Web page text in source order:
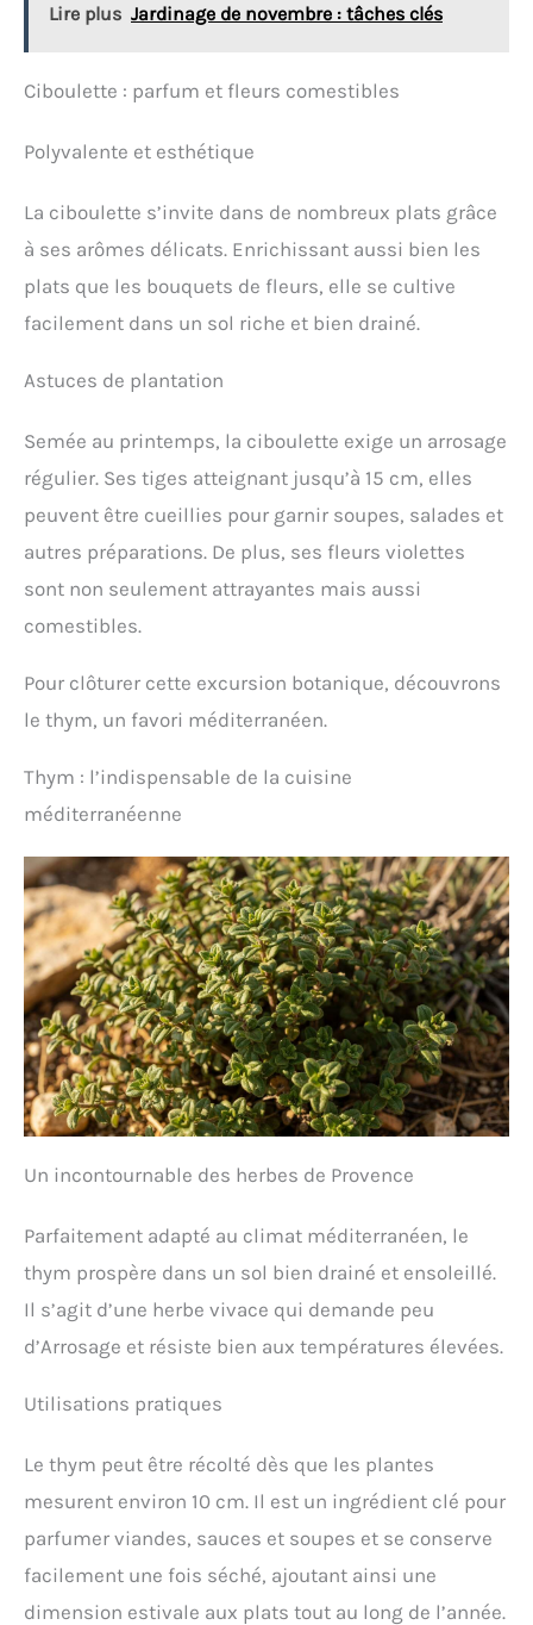
Lire plus Jardinage de novembre : tâches clés
Ciboulette : parfum et fleurs comestibles
Polyvalente et esthétique
La ciboulette s’invite dans de nombreux plats grâce
à ses arômes délicats. Enrichissant aussi bien les
plats que les bouquets de fleurs, elle se cultive
facilement dans un sol riche et bien drainé.
Astuces de plantation
Semée au printemps, la ciboulette exige un arrosage
régulier. Ses tiges atteignant jusqu’à 15 cm, elles
peuvent être cueillies pour garnir soupes, salades et
autres préparations. De plus, ses fleurs violettes
sont non seulement attrayantes mais aussi
comestibles.
Pour clôturer cette excursion botanique, découvrons
le thym, un favori méditerranéen.
Thym : l’indispensable de la cuisine
méditerranéenne
Un incontournable des herbes de Provence
Parfaitement adapté au climat méditerranéen, le
thym prospère dans un sol bien drainé et ensoleillé.
Il s’agit d’une herbe vivace qui demande peu
d’Arrosage et résiste bien aux températures élevées.
Utilisations pratiques
Le thym peut être récolté dès que les plantes
mesurent environ 10 cm. Il est un ingrédient clé pour
parfumer viandes, sauces et soupes et se conserve
facilement une fois séché, ajoutant ainsi une
dimension estivale aux plats tout au long de l’année.